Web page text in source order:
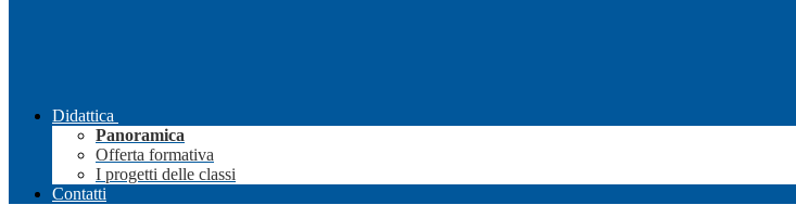
Didattica
Panoramica
Offerta formativa
I progetti delle classi
Contatti